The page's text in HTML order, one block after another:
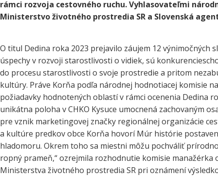
rámci rozvoja cestovného ruchu. Vyhlasovateľmi
Ministerstvo životného prostredia SR a Slovenská
O titul Dedina roka 2023 prejavilo záujem 12 výnimočných
úspechy v rozvoji starostlivosti o vidiek, sú
do procesu starostlivosti o svoje prostredie a pritom
kultúry. Práve Korňa podľa národnej hodnotiacej komisie
požiadavky hodnotených oblastí v rámci ocenenia Dedina
unikátna poloha v CHKO Kysuce umocnená zachovaným
pre vznik marketingovej značky regionálnej organizácie
a kultúre predkov obce Korňa hovorí Múr histórie
hladomoru. Okrem toho sa miestni môžu pochváliť
ropný prameň,“ ozrejmila rozhodnutie komisie manažérka
Ministerstva životného prostredia SR pri oznámení